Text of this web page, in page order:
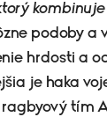
podoby a
hrdosti a
je haka
tím